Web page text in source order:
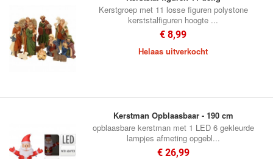
Kerstgroep met 11 losse figuren polystone
kerststalfiguren hoogte ...
€ 8,99
Helaas uitverkocht
Kerstman Opblaasbaar - 190 cm
opblaasbare kerstman met 1 LED 6 gekleurde
lampjes afmeting opgebl...
€ 26,99